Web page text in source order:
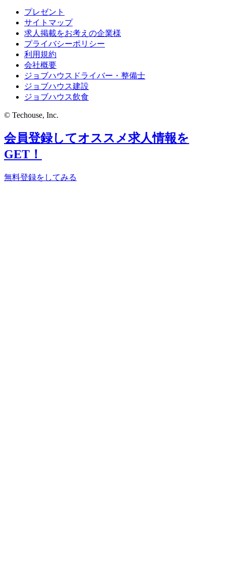
プレゼント
サイトマップ
求人掲載をお考えの企業様
プライバシーポリシー
利用規約
会社概要
ジョブハウスドライバー・整備士
ジョブハウス建設
ジョブハウス飲食
© Techouse, Inc.
会員登録してオススメ求人情報を
GET！
無料登録をしてみる